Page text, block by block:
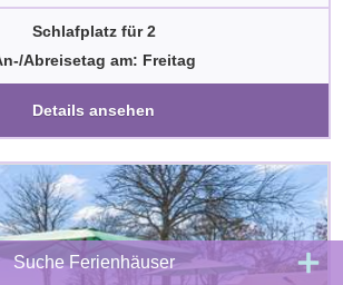
Schlafplatz für 2
Abreisetag am: Freitag
Details ansehen
Suche Ferienhäuser